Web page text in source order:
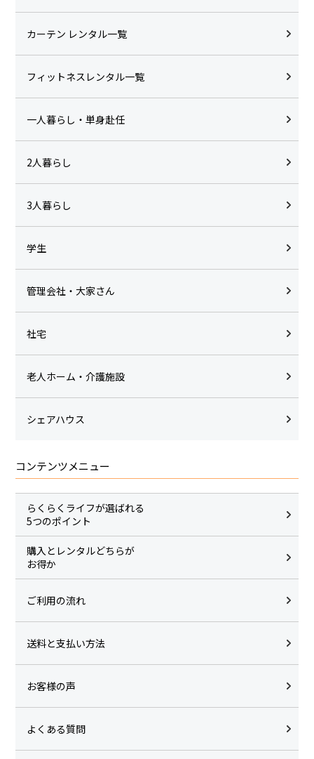
カーテン レンタル一覧
フィットネスレンタル一覧
一人暮らし・単身赴任
2人暮らし
3人暮らし
学生
管理会社・大家さん
社宅
老人ホーム・介護施設
シェアハウス
コンテンツメニュー
らくらくライフが選ばれる
5つのポイント
購入とレンタルどちらが
お得か
ご利用の流れ
送料と支払い方法
お客様の声
よくある質問